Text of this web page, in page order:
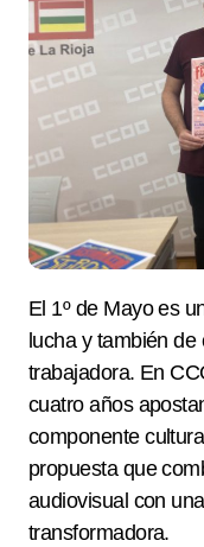
El 1º de Mayo es una fecha de reivindicación, de
lucha y también
trabajadora. En
cuatro años
componente
propuesta que
audiovisual con
transformadora.